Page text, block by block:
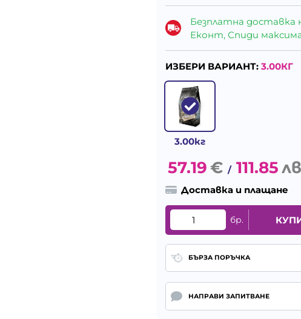
Безплатна доставка
Еконт, Спиди
ИЗБЕРИ ВАРИАНТ: 3.00КГ
3.00кг
57.19€ / 111.85
Доставка и плащане
бр.
БЪРЗА ПОРЪЧКА
НАПРАВИ ЗАПИТВАНЕ